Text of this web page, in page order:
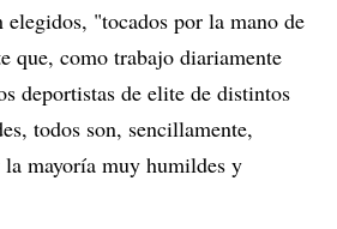
"tocados por la mano de
que, como trabajo diariamente
deportistas de elite de distintos
todos son, sencillamente,
la mayoría muy humildes y